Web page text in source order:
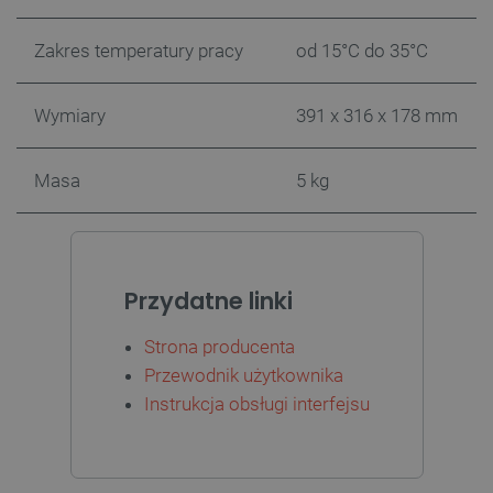
Zakres temperatury pracy od 15°C do 35°C
Wymiary 391 x 316 x 178 mm
Masa 5 kg
Przydatne linki
Strona producenta
Przewodnik użytkownika
Instrukcja obsługi interfejsu